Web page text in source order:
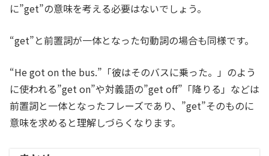
に”get”の意味を考える必要はないでしょう。
“get”と前置詞が一体となった句動詞の場合も同様です。
“He got on the bus.”「彼はそのバスに乗った。」のよう
に使われる”get on”や対義語の”get off”「降りる」などは
前置詞と一体となったフレーズであり、”get”そのものに
意味を求めると理解しづらくなります。